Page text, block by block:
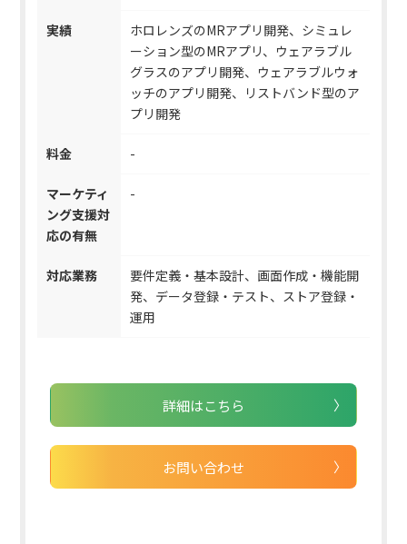
実績
ホロレンズのMRアプリ開発、シミュレ
ーション型のMRアプリ、ウェアラブル
グラスのアプリ開発、ウェアラブルウォ
ッチのアプリ開発、リストバンド型のア
プリ開発
料金 -
マーケティ
ング支援対
応の有無
-
対応業務
要件定義・基本設計、画面作成・機能開
発、データ登録・テスト、ストア登録・
運用
詳細はこちら
お問い合わせ